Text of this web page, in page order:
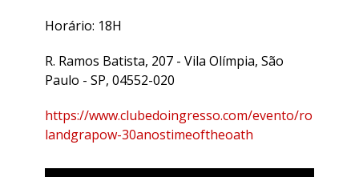
Horário: 18H
R. Ramos Batista, 207 - Vila Olímpia, São
Paulo - SP, 04552-020
https://www.clubedoingresso.com/evento/ro
landgrapow-30anostimeoftheoath